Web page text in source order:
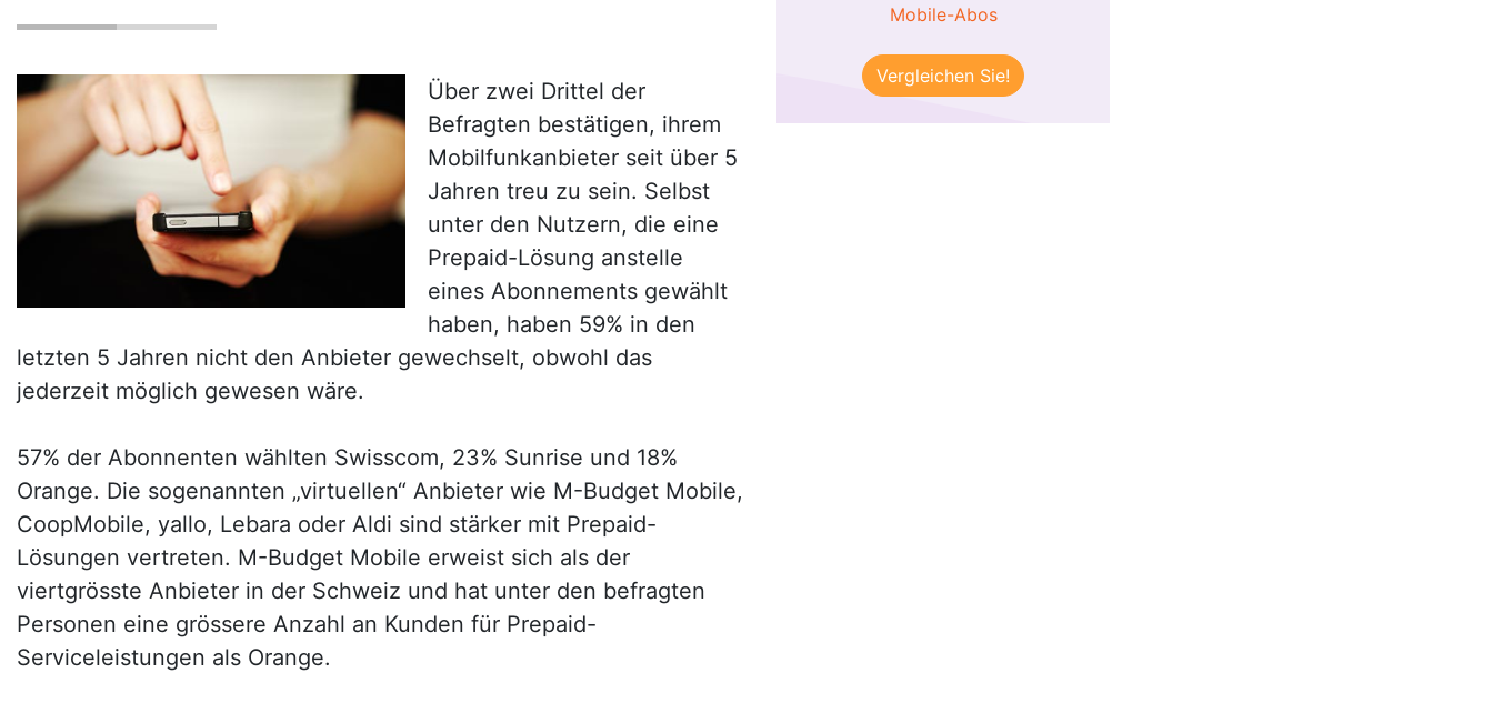
Über zwei Drittel der
Befragten bestätigen, ihrem
Mobilfunkanbieter seit über 5
Jahren treu zu sein. Selbst
unter den Nutzern, die eine
Prepaid-Lösung anstelle
eines Abonnements gewählt
haben, haben 59% in den
letzten 5 Jahren nicht den Anbieter gewechselt, obwohl das
jederzeit möglich gewesen wäre.
57% der Abonnenten wählten Swisscom, 23% Sunrise und 18%
Orange. Die sogenannten „virtuellen“ Anbieter wie M-Budget Mobile,
CoopMobile, yallo, Lebara oder Aldi sind stärker mit Prepaid-
Lösungen vertreten. M-Budget Mobile erweist sich als der
viertgrösste Anbieter in der Schweiz und hat unter den befragten
Personen eine grössere Anzahl an Kunden für Prepaid-
Serviceleistungen als Orange.
Mobile-Abos
Vergleichen Sie!